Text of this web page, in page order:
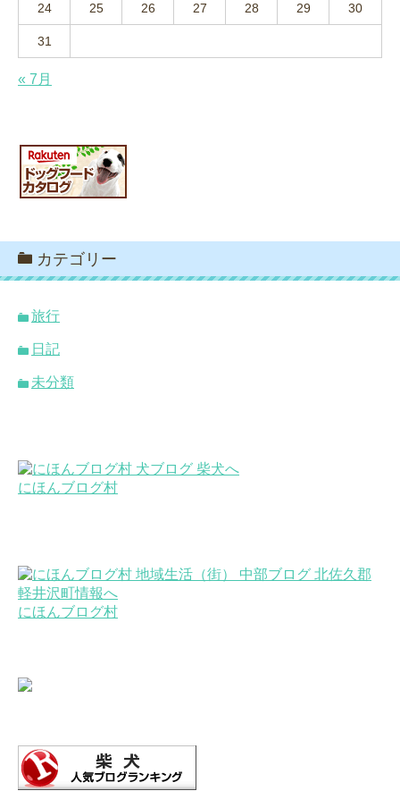
24 25 26 27 28 29 30
31
« 7月
カテゴリー
旅行
日記
未分類
にほんブログ村
にほんブログ村